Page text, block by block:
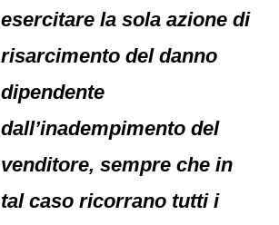
esercitare la sola azione di
risarcimento del danno
dipendente
dall’inadempimento del
venditore, sempre che in
tal caso ricorrano tutti i